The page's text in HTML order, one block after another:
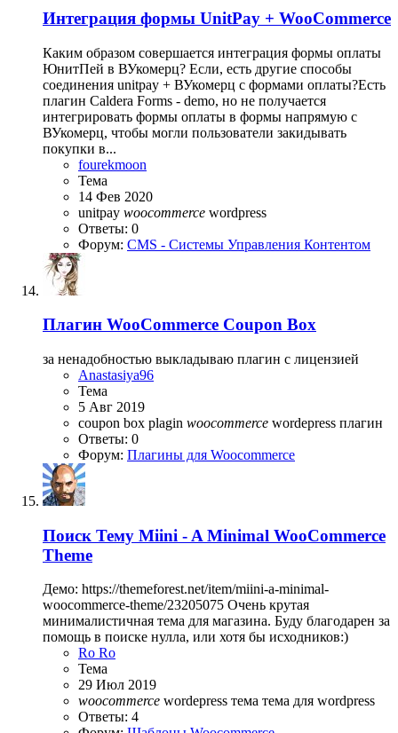
Интеграция формы UnitPay + WooCommerce
Каким образом совершается интеграция формы оплаты
ЮнитПей в ВУкомерц? Если, есть другие способы
соединения unitpay + ВУкомерц с формами оплаты?Есть
плагин Caldera Forms - demo, но не получается
интегрировать формы оплаты в формы напрямую с
ВУкомерц, чтобы могли пользователи закидывать
покупки в...
fourekmoon
Тема
14 Фев 2020
unitpay woocommerce wordpress
Ответы: 0
Форум: CMS - Системы Управления Контентом
Плагин WooCommerce Coupon Box
за ненадобностью выкладываю плагин с лицензией
Anastasiya96
Тема
5 Авг 2019
coupon box plagin woocommerce wordepress плагин
Ответы: 0
Форум: Плагины для Woocommerce
Поиск Тему Miini - A Minimal WooCommerce
Theme
Демо: https://themeforest.net/item/miini-a-minimal-
woocommerce-theme/23205075 Очень крутая
минималистичная тема для магазина. Буду благодарен за
помощь в поиске нулла, или хотя бы исходников:)
Ro Ro
Тема
29 Июл 2019
woocommerce wordepress тема тема для wordpress
Ответы: 4